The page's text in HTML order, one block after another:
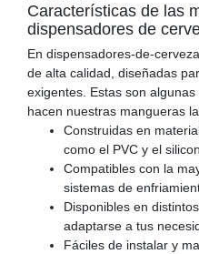
Características de las
dispensadores de
En dispensadores-de-
de alta calidad, diseñadas
exigentes. Estas son
hacen nuestras mangueras
Construidas en
como el PVC y el
Compatibles con la
sistemas de
Disponibles en
adaptarse a tus
Fáciles de instalar y